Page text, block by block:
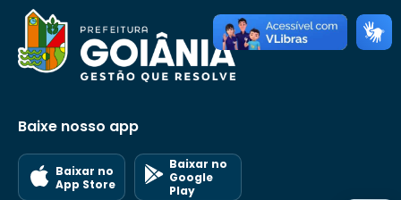
Baixe nosso app
Baixar no
App Store
Baixar no
Google
Play